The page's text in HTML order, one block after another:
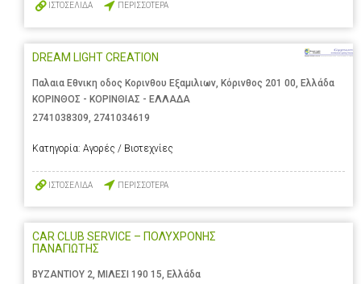
ΙΣΤΟΣΕΛΙΔΑ ΠΕΡΙΣΣΟΤΕΡΑ
DREAM LIGHT CREATION
Παλαια Εθνικη οδος Κορινθου Εξαμιλιων, Κόρινθος 201 00, Ελλάδα
ΚΟΡΙΝΘΟΣ - ΚΟΡΙΝΘΙΑΣ - ΕΛΛΑΔΑ
2741038309 2741034619
Κατηγορία: Αγορές / Βιοτεχνίες
ΙΣΤΟΣΕΛΙΔΑ ΠΕΡΙΣΣΟΤΕΡΑ
CAR CLUB SERVICE – ΠΟΛΥΧΡΟΝΗΣ
ΠΑΝΑΓΙΩΤΗΣ
ΒΥΖΑΝΤΙΟΥ 2, ΜΙΛΕΣΙ 190 15, Ελλάδα